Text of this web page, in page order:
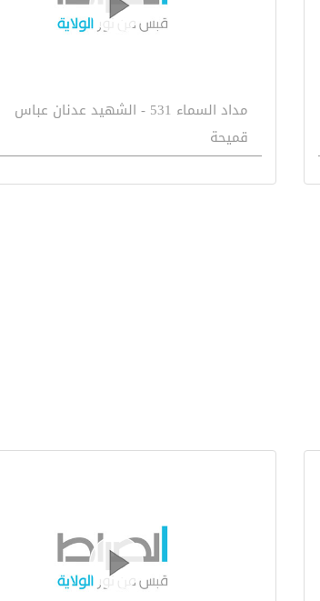
مداد السماء 531 - الشهيد عدنان عباس
قميحة